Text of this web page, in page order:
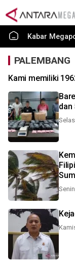
Kabar
PALEMBANG
Kami memiliki
dan